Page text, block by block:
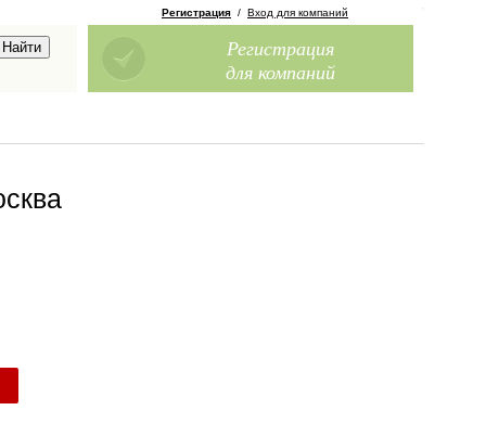
Регистрация / Вход для компаний
Регистрация
для компаний